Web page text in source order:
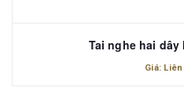
Tai nghe hai dây
Giá: